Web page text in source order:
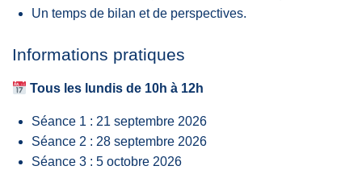
Un temps de bilan et de perspectives.
Informations pratiques
Tous les lundis de 10h à 12h
Séance 1 : 21 septembre 2026
Séance 2 : 28 septembre 2026
Séance 3 : 5 octobre 2026